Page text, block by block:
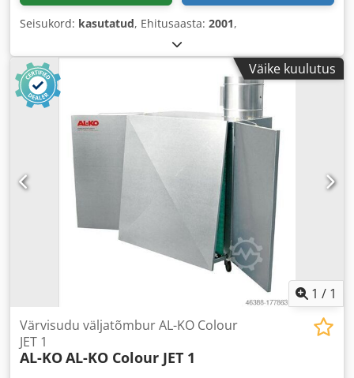
Seisukord: kasutatud, Ehitusaasta: 2001,
Väike kuulutus
1 / 1
Värvisudu väljatõmbur AL-KO Colour
JET 1
AL-KOAL-KO Colour JET 1